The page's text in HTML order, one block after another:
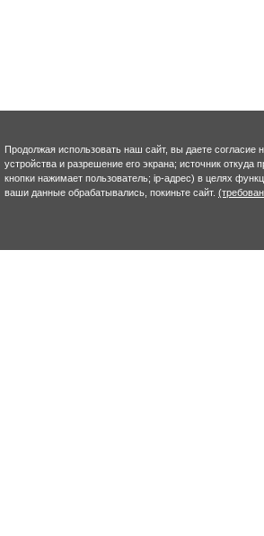
Продолжая использовать наш сайт, вы даете
устройства и разрешение его экрана; источник
кнопки нажимает пользователь; ip-адрес) в целях
ваши данные обрабатывались, покиньте сайт.